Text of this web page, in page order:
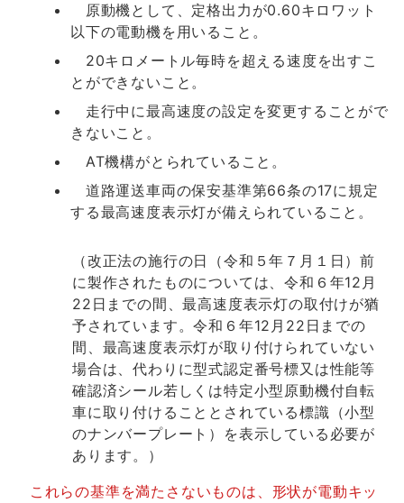
原動機として、定格出力が0.60キロワット
以下の電動機を用いること。
20キロメートル毎時を超える速度を出すこ
とができないこと。
走行中に最高速度の設定を変更することがで
きないこと。
AT機構がとられていること。
道路運送車両の保安基準第66条の17に規定
する最高速度表示灯が備えられていること。
（改正法の施行の日（令和５年７月１日）前
に製作されたものについては、令和６年12月
22日までの間、最高速度表示灯の取付けが猶
予されています。令和６年12月22日までの
間、最高速度表示灯が取り付けられていない
場合は、代わりに型式認定番号標又は性能等
確認済シール若しくは特定小型原動機付自転
車に取り付けることとされている標識（小型
のナンバープレート）を表示している必要が
あります。）
これらの基準を満たさないものは、形状が電動キッ